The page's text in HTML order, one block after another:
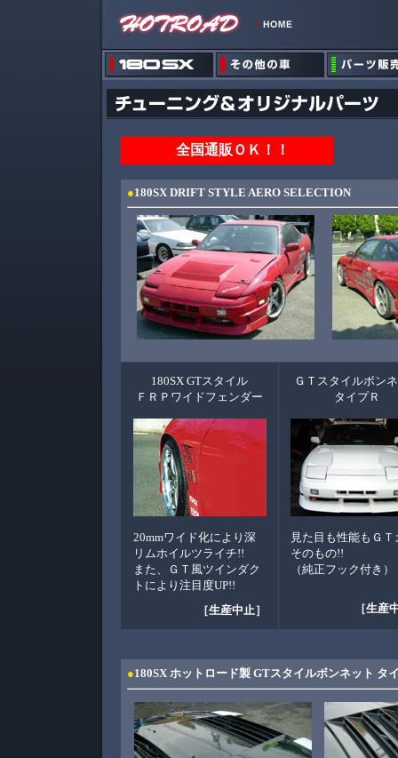
全国通販ＯＫ！！
●180SX DRIFT STYLE AERO SELECTION
180SX GTスタイル
ＦＲＰワイドフェンダー
20mmワイド化により深
リムホイルツライチ!!
また、ＧＴ風ツインダク
トにより注目度UP!!
［生産中止］
ＧＴスタイルボン
タイプＲ
見た目も性能もＧＴ
そのもの!!
（純正フック付き）
［生産
●180SX ホットロード製 GTスタイルボンネット タ